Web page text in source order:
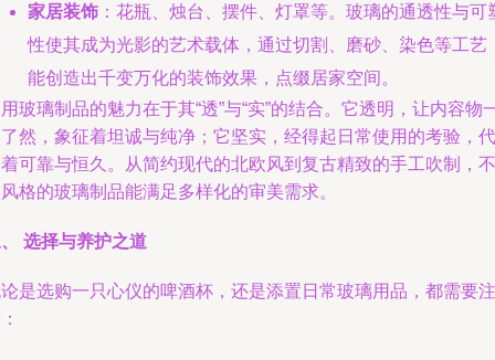
家居装饰 ：花瓶、烛台、摆件、灯罩等。玻璃的通透性与可
性使其成为光影的艺术载体，通过切割、磨砂、染色等工艺
能创造出千变万化的装饰效果，点缀居家空间。
玻璃制品的魅力在于其“透”与“实”的结合。它透明，让内容物
然，象征着坦诚与纯净；它坚实，经得起日常使用的考验，代
可靠与恒久。从简约现代的北欧风到复古精致的手工吹制，不
格的玻璃制品能满足多样化的审美需求。
选择与养护之道
是选购一只心仪的啤酒杯，还是添置日常玻璃用品，都需要注